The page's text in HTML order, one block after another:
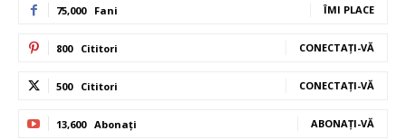
75,000 Fani ÎMI PLACE
800 Cititori CONECTAȚI-VĂ
500 Cititori CONECTAȚI-VĂ
13,600 Abonați ABONAȚI-VĂ